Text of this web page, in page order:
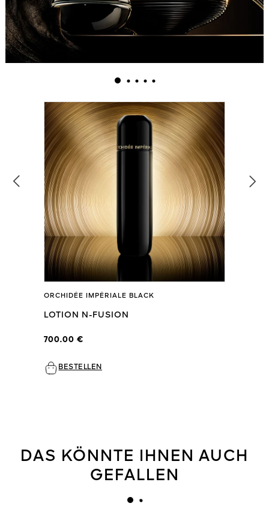
ORCHIDÉE IMPÉRIALE BLACK
LOTION N-FUSION
700.00 €
BESTELLEN
DAS KÖNNTE IHNEN AUCH
GEFALLEN